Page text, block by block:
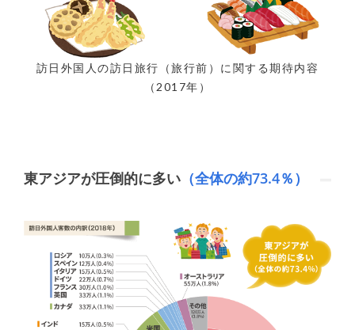
訪日外国人の訪日旅行（旅行前）に関する期待内容
（2017年）
東アジアが圧倒的に多い （全体の約73.4％）